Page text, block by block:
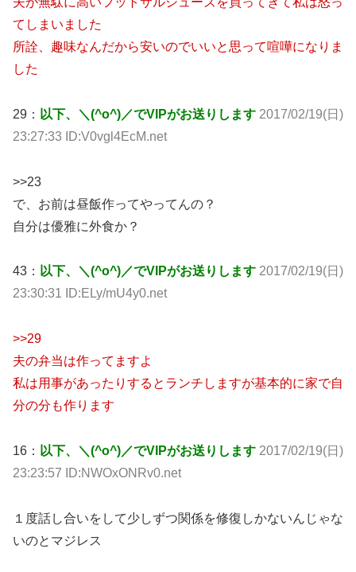
てしまいました
所詮、趣味なんだから安いのでいいと思って喧嘩になりま
した
29： 以下、＼(^o^)／でVIPがお送りします 2017/02/19(日)
23:27:33 ID:V0vgl4EcM.net
>>23
で、お前は昼飯作ってやってんの？
自分は優雅に外食か？
43： 以下、＼(^o^)／でVIPがお送りします 2017/02/19(日)
23:30:31 ID:ELy/mU4y0.net
>>29
夫の弁当は作ってますよ
私は用事があったりするとランチしますが基本的に家で自
分の分も作ります
16： 以下、＼(^o^)／でVIPがお送りします 2017/02/19(日)
23:23:57 ID:NWOxONRv0.net
１度話し合いをして少しずつ関係を修復しかないんじゃな
いのとマジレス